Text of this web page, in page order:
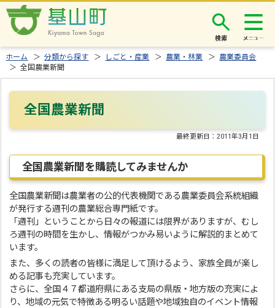
検索
ホーム ＞分類から探す ＞ しごと・産業 ＞ 農業・林業 ＞ 農業委員会
＞ 全国農業新聞
全国農業新聞
最終更新日：2011年3月1日
全国農業新聞を購読してみませんか
全国農業新聞は農業者の公的代表機関である農業委員会系統組織
が発行する週刊の農業総合専門紙です。
「週刊」ということから日々の報道には限界がありますが、むし
ろ週刊の時間を生かし、情報がつかみ易いように解説的まとめて
います。
また、多くの読者の皆様に満足して頂けるよう、家族全員が楽し
める記事も充実しています。
さらに、全国４７都道府県にある支局の県版・地方版の充実によ
り、地域の元気で特徴ある明るい話題や地域独自のイベント情報